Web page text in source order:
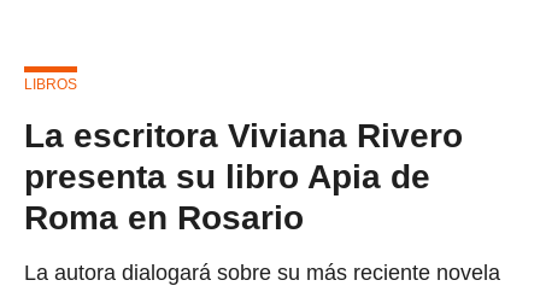
LIBROS
La escritora Viviana Rivero
presenta su libro Apia de
Roma en Rosario
La autora dialogará sobre su más reciente novela